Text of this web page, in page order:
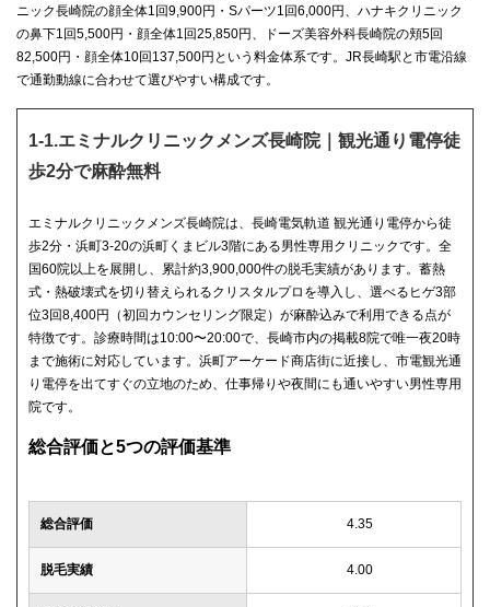
ニック長崎院の顔全体1回9,900円・Sパーツ1回6,000円、ハナキクリニック
の鼻下1回5,500円・顔全体1回25,850円、ドーズ美容外科長崎院の頬5回
82,500円・顔全体10回137,500円という料金体系です。JR長崎駅と市電沿線
で通勤動線に合わせて選びやすい構成です。
1-1.エミナルクリニックメンズ長崎院｜観光通り電停徒
歩2分で麻酔無料
エミナルクリニックメンズ長崎院は、長崎電気軌道 観光通り電停から徒
歩2分・浜町3-20の浜町くまビル3階にある男性専用クリニックです。全
国60院以上を展開し、累計約3,900,000件の脱毛実績があります。蓄熱
式・熱破壊式を切り替えられるクリスタルプロを導入し、選べるヒゲ3部
位3回8,400円（初回カウンセリング限定）が麻酔込みで利用できる点が
特徴です。診療時間は10:00〜20:00で、長崎市内の掲載8院で唯一夜20時
まで施術に対応しています。浜町アーケード商店街に近接し、市電観光通
り電停を出てすぐの立地のため、仕事帰りや夜間にも通いやすい男性専用
院です。
総合評価と5つの評価基準
総合評価 4.35
脱毛実績 4.00